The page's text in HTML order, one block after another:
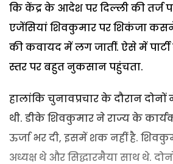
कि केंद्र के आदेश पर दिल्ली की तर्ज
एजेंसियां शिवकुमार पर शिकंजा
की कवायद में लग जातीं. ऐसे में पार्टी
स्तर पर बहुत नुकसान पहुंचता.
हालांकि चुनावप्रचार के दौरान
थी. डीके शिवकुमार ने राज्य के
ऊर्जा भर दी, इसमें शक नहीं है.
अध्यक्ष थे और सिद्धारमैया साथ थे.